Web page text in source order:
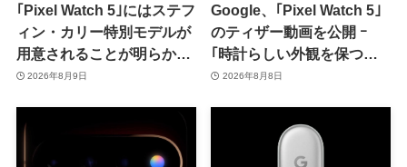
｢Pixel Watch 5｣にはステフ
ィン・カリー特別モデルが
用意されることが明らかに
ｰ 日本での発売は期待しな
2026年8月9日
Google、｢Pixel Watch 5｣
のティザー動画を公開 ｰ
｢時計らしい外観を保つ品
格｣をアピール
2026年8月8日